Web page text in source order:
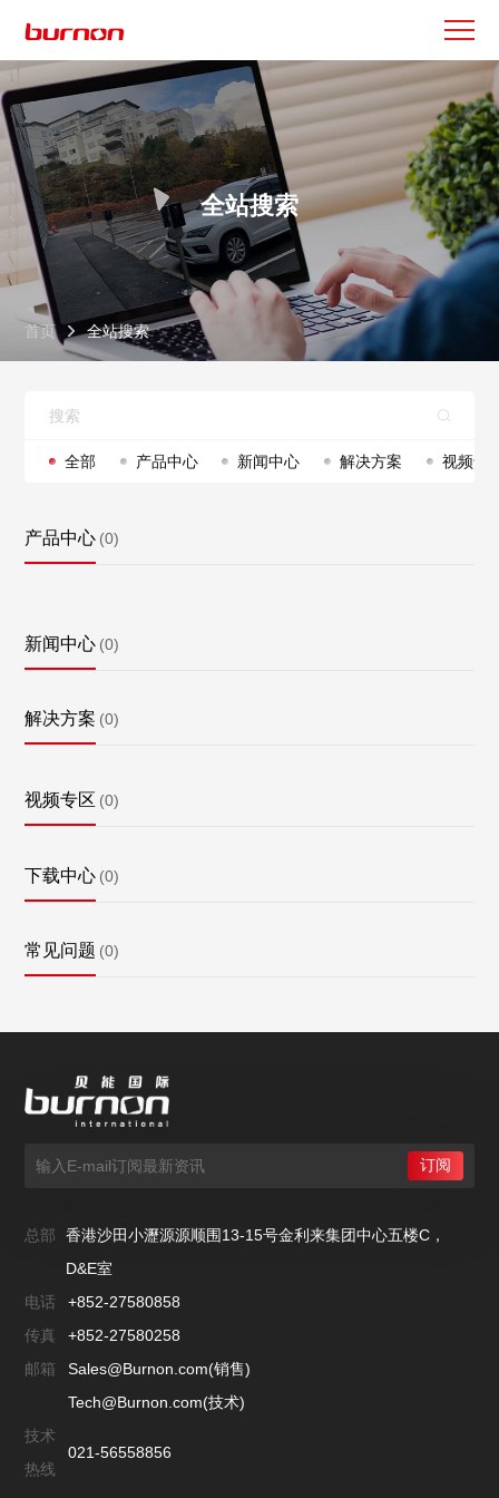
全站搜索
首页 全站搜索
全部 产品中心 新闻中心 解决方案 视频专
产品中心 (0)
新闻中心 (0)
解决方案 (0)
视频专区 (0)
下载中心 (0)
常见问题 (0)
总部
香港沙田小瀝源源顺围13-15号金利来集团中心五楼C，
D&E室
电话
+852-27580858
传真
+852-27580258
邮箱
Sales@Burnon.com(销售)
Tech@Burnon.com(技术)
技术
热线
021-56558856